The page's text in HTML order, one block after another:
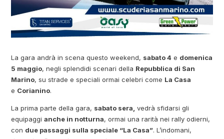
La gara andrà in scena questo weekend, sabato 4 e domenica
5 maggio, negli splendidi scenari della Repubblica di San
Marino, su strade e speciali ormai celebri come La Casa
e Corianino.
La prima parte della gara, sabato sera, vedrà sfidarsi gli
equipaggianche in notturna, ormai una rarità nei rally odierni,
con due passaggi sulla speciale “La Casa”. L’indomani,